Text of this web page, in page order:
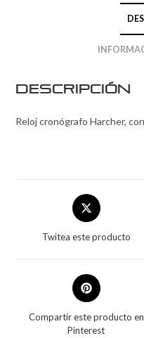
Descripción
Reloj cronógrafo Harcher,
Twitea este producto
Compartir este producto en
Pinterest